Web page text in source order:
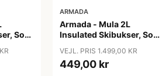
Sort
ARMADA
Armada - Mula 2L
Insulated Skibukser, Sort
VEJL. PRIS 1.499,00 KR
449,00 kr